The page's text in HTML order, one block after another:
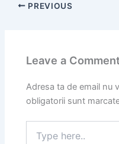
PREVIOUS
Leave a Comment
Adresa ta de email nu
obligatorii sunt
here..